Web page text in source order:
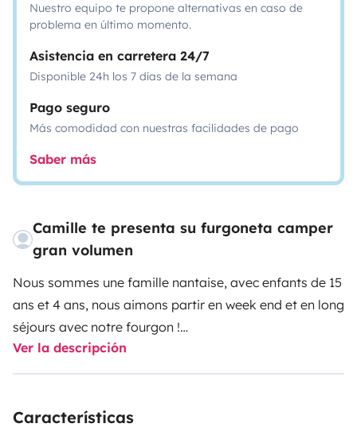
Nuestro equipo te propone alternativas en caso de
problema en último momento.
Asistencia en carretera 24/7
Disponible 24h los 7 días de la semana
Pago seguro
Más comodidad con nuestras facilidades de pago
Saber más
Camille te presenta su furgoneta camper
gran volumen
Nous sommes une famille nantaise, avec enfants de 15
ans et 4 ans, nous aimons partir en week end et en long
séjours avec notre fourgon !
il est lumineux, fonctionnel et en excellent état car nous
en prenons soin :)
pendant les temps où nous ne pouvons
Ver la descripción
Características